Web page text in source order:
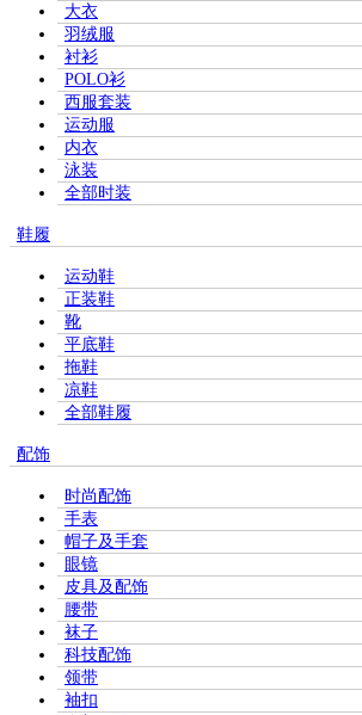
大衣
羽绒服
衬衫
POLO衫
西服套装
运动服
内衣
泳装
全部时装
鞋履
运动鞋
正装鞋
靴
平底鞋
拖鞋
凉鞋
全部鞋履
配饰
时尚配饰
手表
帽子及手套
眼镜
皮具及配饰
腰带
袜子
科技配饰
领带
袖扣